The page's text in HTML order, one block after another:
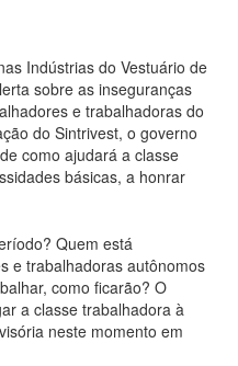
Indústrias do Vestuário de
sobre as inseguranças
e trabalhadoras do
do Sintrivest, o governo
como ajudará a classe
básicas, a honrar
Quem está
e trabalhadoras autônomos
como ficarão? O
a classe trabalhadora à
neste momento em